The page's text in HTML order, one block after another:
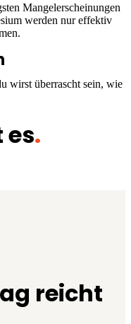
Mangelerscheinungen
werden nur effektiv
wirst überrascht sein, wie
es.
reicht